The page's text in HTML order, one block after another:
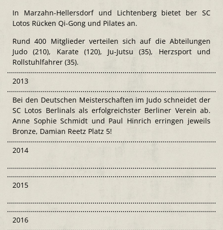
In Marzahn-Hellersdorf und Lichtenberg bietet ber SC
Lotos Rücken Qi-Gong und Pilates an.
Rund 400 Mitglieder verteilen sich auf die Abteilungen
Judo (210), Karate (120), Ju-Jutsu (35), Herzsport und
Rollstuhlfahrer (35).
2013
Bei den Deutschen Meisterschaften im Judo schneidet der
SC Lotos Berlinals als erfolgreichster Berliner Verein ab.
Anne Sophie Schmidt und Paul Hinrich erringen jeweils
Bronze, Damian Reetz Platz 5!
2014
2015
2016